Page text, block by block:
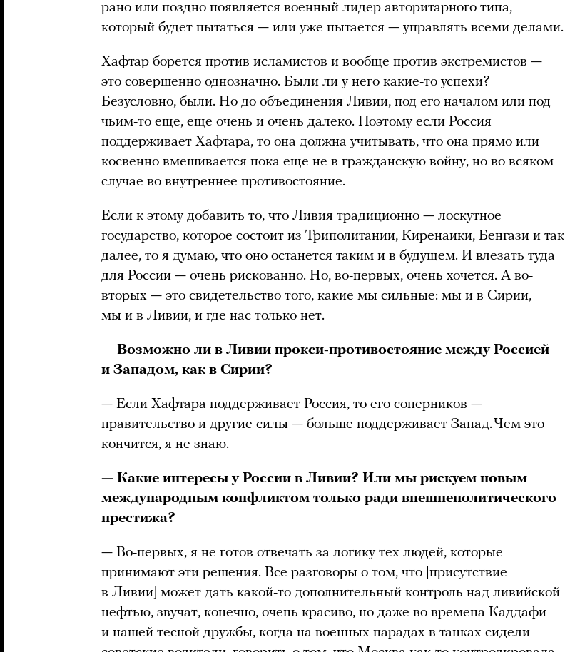
рано или поздно появляется военный лидер авторитарного типа,
который будет пытаться — или уже пытается — управлять всеми делами.
Хафтар борется против исламистов и вообще против экстремистов —
это совершенно однозначно. Были ли у него какие-то успехи?
Безусловно, были. Но до объединения Ливии, под его началом или под
чьим-то еще, еще очень и очень далеко. Поэтому если Россия
поддерживает Хафтара, то она должна учитывать, что она прямо или
косвенно вмешивается пока еще не в гражданскую войну, но во всяком
случае во внутреннее противостояние.
Если к этому добавить то, что Ливия традиционно — лоскутное
государство, которое состоит из Триполитании, Киренаики, Бенгази и так
далее, то я думаю, что оно останется таким и в будущем. И влезать туда
для России — очень рискованно. Но, во-первых, очень хочется. А во-
вторых — это свидетельство того, какие мы сильные: мы и в Сирии,
мы и в Ливии, и где нас только нет.
— Возможно ли в Ливии прокси-противостояние между Россией
и Западом, как в Сирии?
— Если Хафтара поддерживает Россия, то его соперников —
правительство и другие силы — больше поддерживает Запад. Чем это
кончится, я не знаю.
— Какие интересы у России в Ливии? Или мы рискуем новым
международным конфликтом только ради внешнеполитического
престижа?
— Во-первых, я не готов отвечать за логику тех людей, которые
принимают эти решения. Все разговоры о том, что [присутствие
в Ливии] может дать какой-то дополнительный контроль над ливийской
нефтью, звучат, конечно, очень красиво, но даже во времена Каддафи
и нашей тесной дружбы, когда на военных парадах в танках сидели